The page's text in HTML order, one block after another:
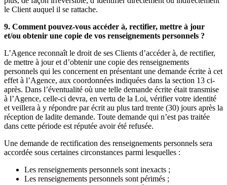
le Client auquel il se rattache.
9. Comment pouvez-vous accéder à, rectifier, mettre à jour
et/ou obtenir une copie de vos renseignements personnels ?
L’Agence reconnaît le droit de ses Clients d’accéder à, de rectifier,
de mettre à jour et d’obtenir une copie des renseignements
personnels qui les concernent en présentant une demande écrite à cet
effet à l’Agence, aux coordonnées indiquées dans la section 13 ci-
après. Dans l’éventualité où une telle demande écrite était transmise
à l’Agence, celle-ci devra, en vertu de la Loi, vérifier votre identité
et veillera à y répondre par écrit au plus tard trente (30) jours après la
réception de ladite demande. Toute demande qui n’est pas traitée
dans cette période est réputée avoir été refusée.
Une demande de rectification des renseignements personnels sera
accordée sous certaines circonstances parmi lesquelles :
Les renseignements personnels sont inexacts ;
Les renseignements personnels sont périmés ;